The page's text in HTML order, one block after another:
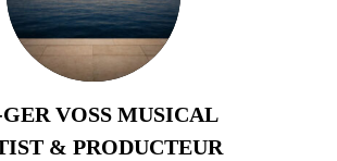
VOSS MUSICAL
& PRODUCTEUR